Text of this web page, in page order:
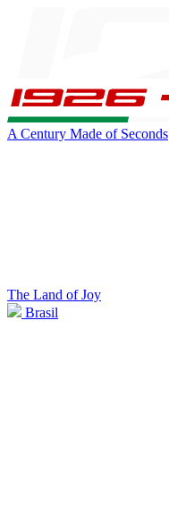
A Century Made of Seconds
The Land of Joy
Brasil